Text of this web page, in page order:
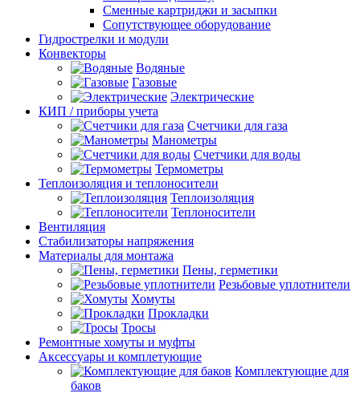
Сменные картриджи и засыпки
Сопутствующее оборудование
Гидрострелки и модули
Конвекторы
Водяные
Газовые
Электрические
КИП / приборы учета
Счетчики для газа
Манометры
Счетчики для воды
Термометры
Теплоизоляция и теплоносители
Теплоизоляция
Теплоносители
Вентиляция
Стабилизаторы напряжения
Материалы для монтажа
Пены, герметики
Резьбовые уплотнители
Хомуты
Прокладки
Тросы
Ремонтные хомуты и муфты
Аксессуары и комплетующие
Комплектующие для
баков